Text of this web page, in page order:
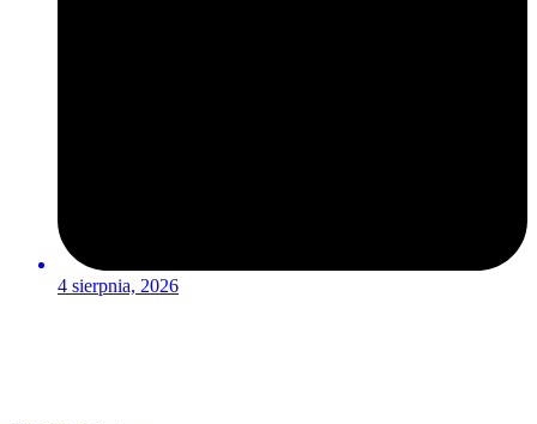
4 sierpnia, 2026